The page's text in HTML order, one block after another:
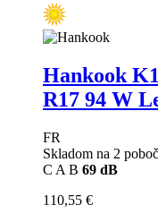
Hankook
R17 94 W
FR
Skladom na 2
C A B 69 dB
110,55 €